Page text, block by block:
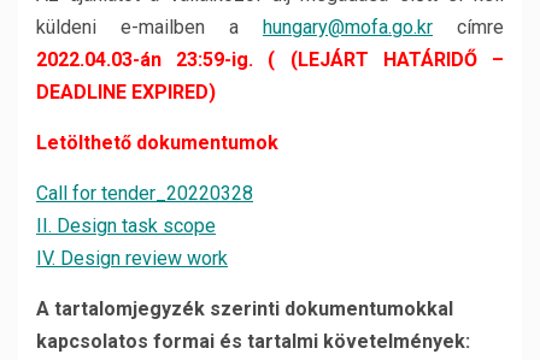
küldeni e-mailben a hungary@mofa.go.kr címre
2022.04.03-án 23:59-ig. ( (LEJÁRT HATÁRIDŐ –
DEADLINE EXPIRED)
Letölthető dokumentumok
Call for tender_20220328
II. Design task scope
IV. Design review work
A tartalomjegyzék szerinti dokumentumokkal
kapcsolatos formai és tartalmi követelmények: